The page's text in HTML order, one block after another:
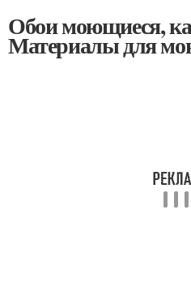
Обои моющиеся,
Материалы для